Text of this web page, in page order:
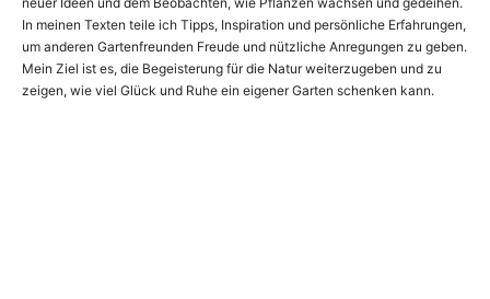
In meinen Texten teile ich Tipps, Inspiration und persönliche Erfahrungen,
um anderen Gartenfreunden Freude und nützliche Anregungen zu geben.
Mein Ziel ist es, die Begeisterung für die Natur weiterzugeben und zu
zeigen, wie viel Glück und Ruhe ein eigener Garten schenken kann.